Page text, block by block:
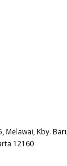
Melawai, Kby.
12160